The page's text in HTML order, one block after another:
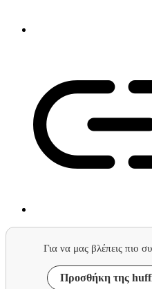
Για να μας βλέπεις πιο
Προσθήκη της